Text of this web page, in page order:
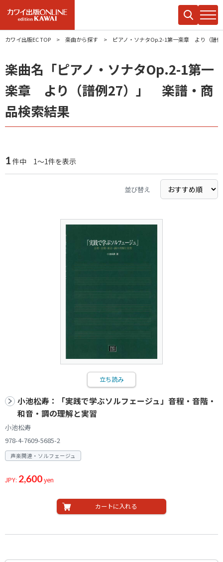
カワイ出版EC TOP 楽曲から探す ピアノ・ソナタOp.2-1第一楽章 より（譜例
楽曲名「ピアノ・ソナタOp.2-1第一
楽章 より（譜例27）」 楽譜・商
品検索結果
1 件中 1～1件を表示
並び替え
立ち読み
小池松寿：「実践で学ぶソルフェージュ」音程・音階・
和音・調の理解と実習
小池松寿
978-4-7609-5685-2
声楽関連・ソルフェージュ
JPY: 2,600yen
カートに入れる